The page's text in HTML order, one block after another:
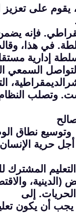
على تعزيز
فإنه
في هذا،
إدارية
السمعي
وتصلب
وتوسيع نطاق
حرية الإنسان
إلى
أن يكون